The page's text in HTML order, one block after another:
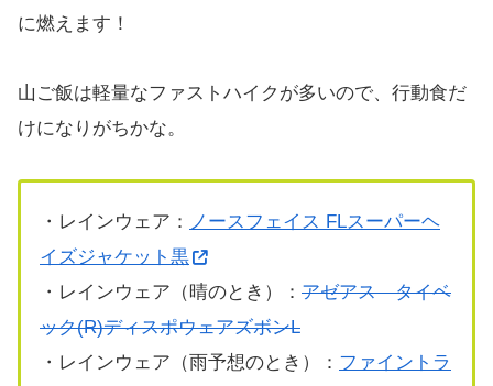
に燃えます！
山ご飯は軽量なファストハイクが多いので、行動食だ
けになりがちかな。
・レインウェア： ノースフェイス FLスーパーヘ
イズジャケット黒
・レインウェア（晴のとき）： アゼアス タイベ
ック(R)ディスポウェアズボンL
・レインウェア（雨予想のとき）： ファイントラ